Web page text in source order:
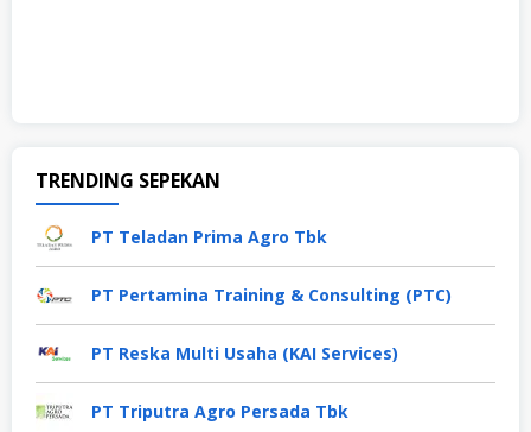
TRENDING SEPEKAN
PT Teladan Prima Agro Tbk
PT Pertamina Training & Consulting (PTC)
PT Reska Multi Usaha (KAI Services)
PT Triputra Agro Persada Tbk